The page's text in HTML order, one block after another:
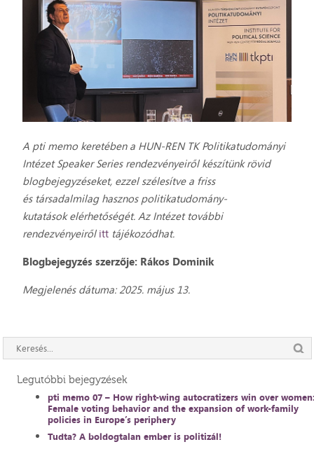
A pti memo keretében a HUN-REN TK Politikatudományi
Intézet Speaker Series rendezvényeiről készítünk rövid
blogbejegyzéseket, ezzel szélesítve a friss
és társadalmilag hasznos politikatudomány-
kutatások elérhetőségét. Az Intézet további
rendezvényeirőlitt tájékozódhat.
Blogbejegyzés szerzője: Rákos Dominik
Megjelenés dátuma: 2025. május 13.
Legutóbbi bejegyzések
pti memo 07 – How right-wing autocratizers win over
Female voting behavior and the expansion of work-family
policies in Europe’s periphery
Tudta? A boldogtalan ember is politizál!